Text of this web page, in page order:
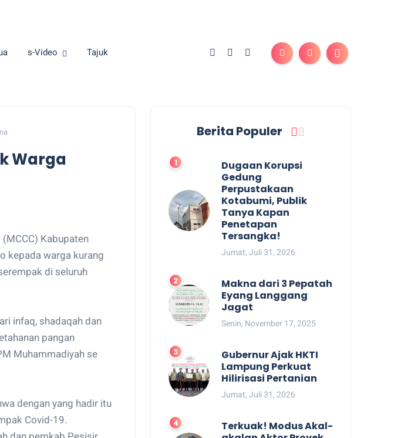
s-Video Tajuk
Warga
Kabupaten
kepada warga kurang
di seluruh
infaq, shadaqah dan
pangan
Muhammadiyah se
dengan yang hadir itu
Covid-19.
Berita Populer
Dugaan Korupsi
Gedung
Perpustakaan
Kotabumi, Publik
Tanya Kapan
Penetapan
Tersangka!
Jumat, Juli 31, 2026
Makna dari 3 Pepatah
Eyang Langgang
Jagat
Senin, November 17, 2025
Gubernur Ajak HKTI
Lampung Perkuat
Hilirisasi Pertanian
Jumat, Juli 31, 2026
Terkuak! Modus Akal-